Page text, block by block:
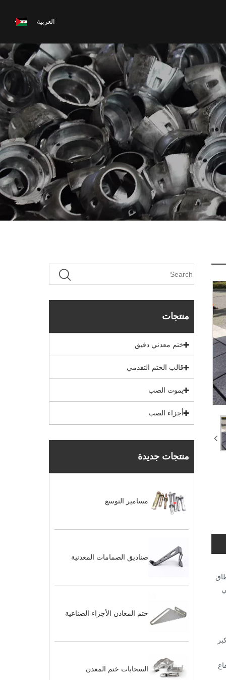
العربية
منتجات
ختم معدني دقيق
قالب الختم التقدمي
يموت الصب
أجزاء الصب
منتجات جديدة
مسامير التوسع
صناديق الصمامات المعدنية
ختم المعادن الأجزاء الصناعية
السحابات ختم المعدن